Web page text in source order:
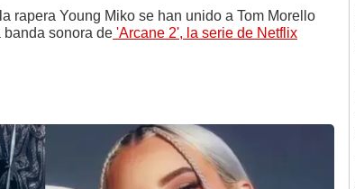
rapera Young Miko se han unido a Tom Morello
sonora de 'Arcane 2', la serie de Netflix